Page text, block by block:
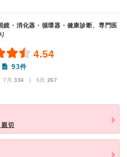
鏡・消化器・循環器・健康診断、専門医
4.54
93件
7月:334 | 6月:267
切